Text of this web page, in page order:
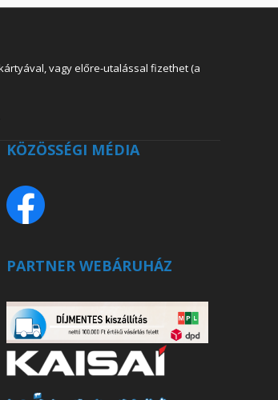
vagy előre-utalással fizethet (a
KÖZÖSSÉGI MÉDIA
PARTNER WEBÁRUHÁZ